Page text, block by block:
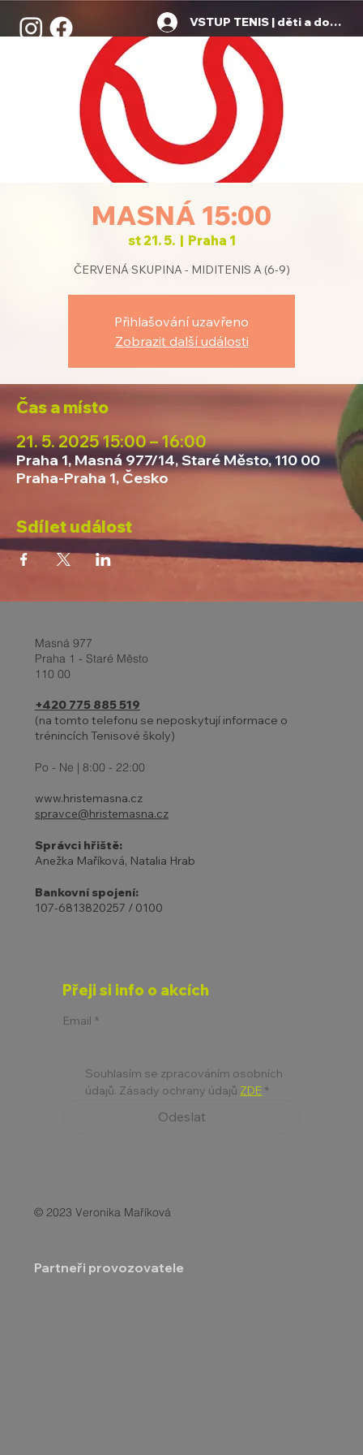
VSTUP TENIS | děti a dospělí
MASNÁ 15:00
st 21. 5.
  |
Praha 1
ČERVENÁ SKUPINA - MIDITENIS A (6-9)
Přihlašování uzavřeno
Zobrazit další události
Čas a místo
21. 5. 2025 15:00 – 16:00
Praha 1, Masná 977/14, Staré Město, 110 00
Praha-Praha 1, Česko
Sdílet událost
Masná 977
Praha 1 - Staré Město
110 00
+420 775 885 519
(na tomto telefonu se neposkytují informace o
trénincích Tenisové školy)
Po - Ne | 8:00 - 22:00
www.hristemasna.cz
spravce@hristemasna.cz
Správci hřiště:
Anežka Maříková, Natalia Hrab
Bankovní spojení:
107-6813820257 / 0100
Přeji si info o akcích
Email *
Souhlasím se zpracováním osobních
údajů. Zásady ochrany údajů ZDE *
Odeslat
© 2023 Veronika Maříková
Partneři provozovatele